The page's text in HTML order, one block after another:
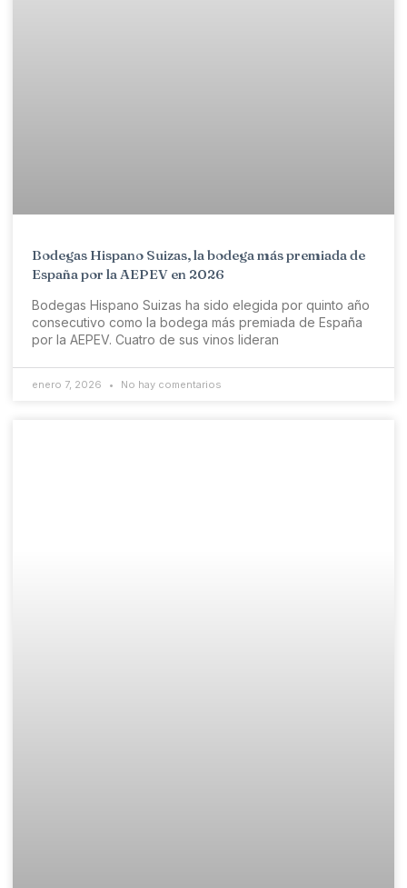
Bodegas Hispano Suizas, la bodega más premiada de
España por la AEPEV en 2026
Bodegas Hispano Suizas ha sido elegida por quinto año
consecutivo como la bodega más premiada de España
por la AEPEV. Cuatro de sus vinos lideran
enero 7, 2026 No hay comentarios